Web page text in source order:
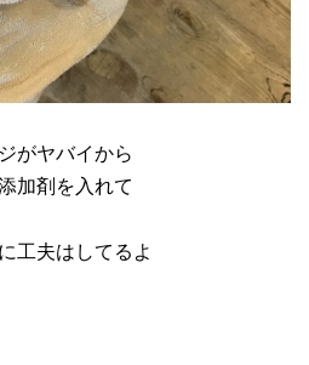
がヤバイから
加剤を入れて
工夫はしてるよ